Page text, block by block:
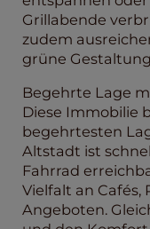
Grillabende
zudem
grüne
Begehrte Lage
Diese Immobilie
begehrtesten
Altstadt ist
Fahrrad
Vielfalt an
Angeboten.